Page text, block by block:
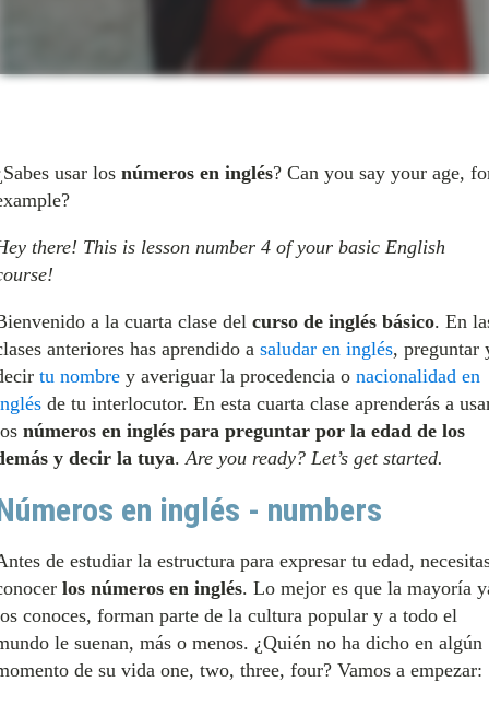
usar los números en inglés? Can you say your age,
there! This is lesson number 4 of your basic English
a la cuarta clase del curso de inglés básico. En
anteriores has aprendido a saludar en inglés, preguntar
tu nombrey averiguar la procedencia o nacionalidad en
de tu interlocutor. En esta cuarta clase aprenderás a
números en inglés para preguntar por la edad de los
y decir la tuya.Are you ready? Let’s get started.
en inglés - numbers
de estudiar la estructura para expresar tu edad,
los números en inglés. Lo mejor es que la mayoría
conoces, forman parte de la cultura popular y a todo el
le suenan, más o menos. ¿Quién no ha dicho en algún
de su vida one, two, three, four? Vamos a empezar: